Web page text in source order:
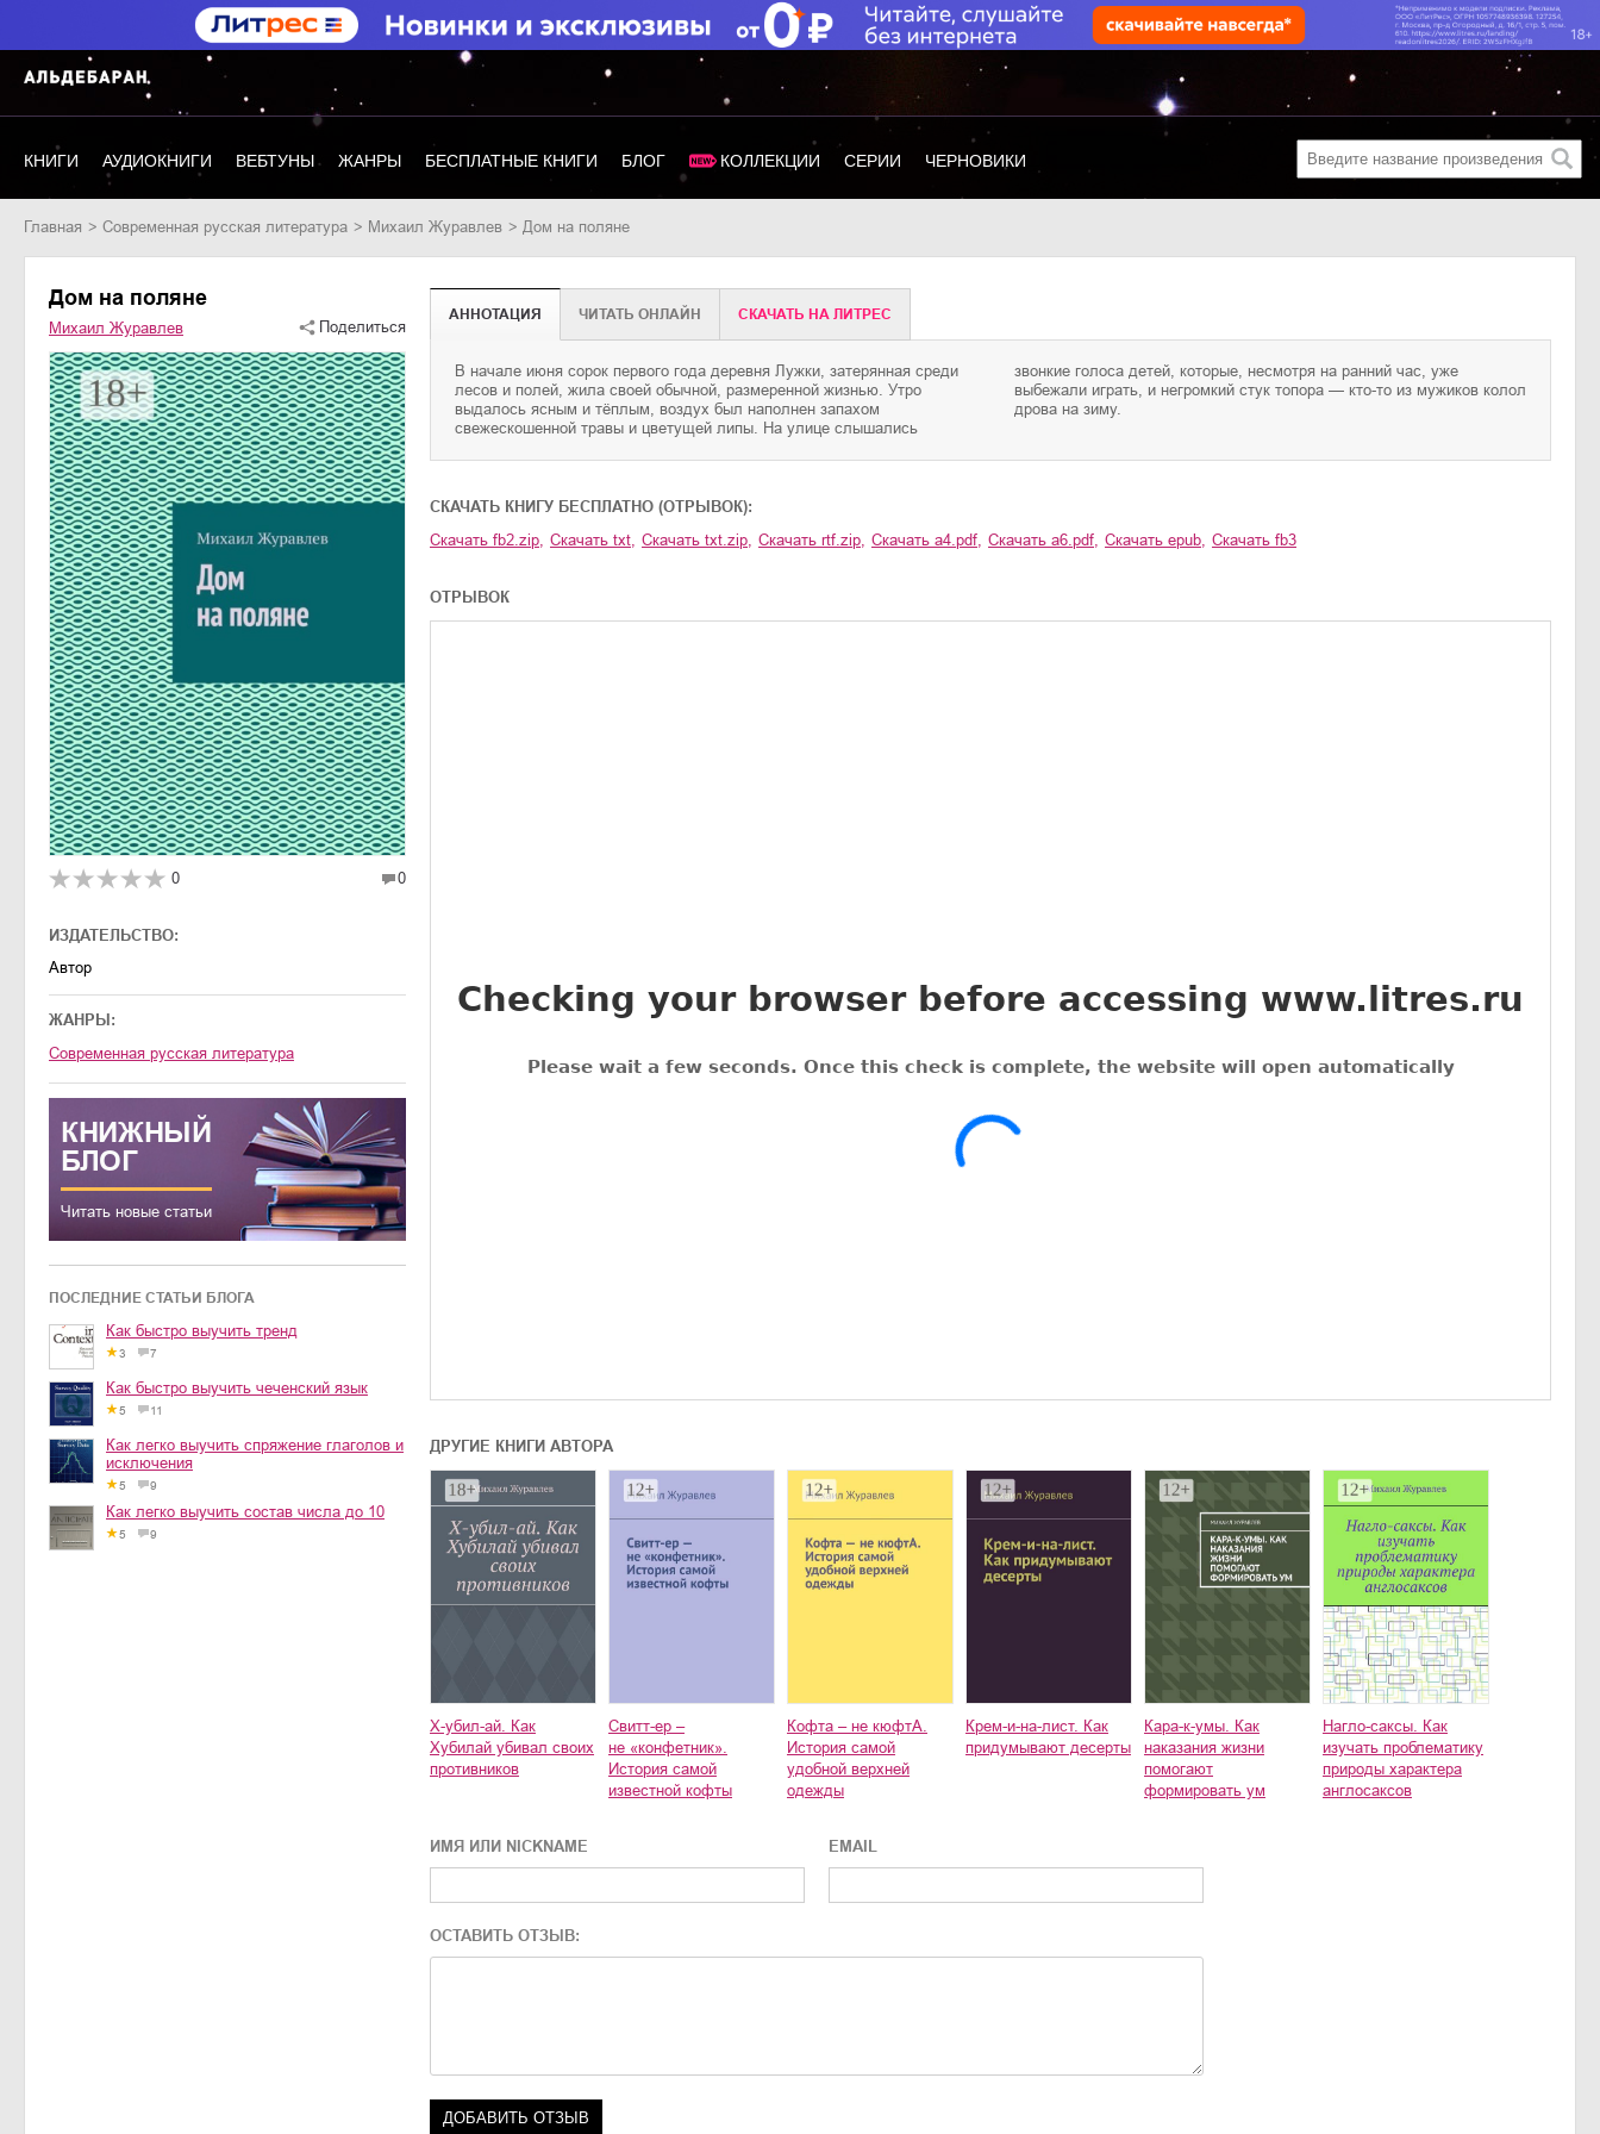
КНИГИ АУДИОКНИГИ ВЕБТУНЫ ЖАНРЫ БЕСПЛАТНЫЕ КНИГИ БЛОГ КОЛЛЕКЦИИ СЕРИИ ЧЕРНОВИКИ
Главная современная русская литература Михаил Журавлев Дом на поляне
Дом на поляне
Михаил Журавлев Поделиться
0 0
ИЗДАТЕЛЬСТВО:
Автор
ЖАНРЫ:
современная русская литература
КНИЖНЫЙ
БЛОГ
Читать новые статьи
ПОСЛЕДНИЕ СТАТЬИ БЛОГА
Как быстро выучить тренд
3 7
Как быстро выучить чеченский язык
5 11
Как легко выучить спряжение глаголов и
исключения
5 9
Как легко выучить состав числа до 10
5 9
АННОТАЦИЯ ЧИТАТЬ ОНЛАЙН CКАЧАТЬ НА ЛИТРЕС
В начале июня сорок первого года деревня Лужки, затерянная среди
лесов и полей, жила своей обычной, размеренной жизнью. Утро
выдалось ясным и тёплым, воздух был наполнен запахом
свежескошенной травы и цветущей липы. На улице слышались
звонкие голоса детей, которые, несмотря на ранний час, уже
выбежали играть, и негромкий стук топора — кто-то из мужиков колол
дрова на зиму.
CКАЧАТЬ КНИГУ БЕСПЛАТНО (ОТРЫВОК):
Скачать fb2.zip, Скачать txt, Скачать txt.zip, Скачать rtf.zip, Скачать a4.pdf, Скачать a6.pdf, Скачать epub, Скачать fb3
ОТРЫВОК
ДРУГИЕ КНИГИ АВТОРА
Х-убил-ай. Как
Хубилай убивал своих
противников
Свитт-ер –
не «конфетник».
История самой
известной кофты
Кофта – не кюфтА.
История самой
удобной верхней
одежды
Крем-и-на-лист. Как
придумывают десерты
Кара-к-умы. Как
наказания жизни
помогают
формировать ум
Нагло-саксы. Как
изучать проблематику
природы характера
англосаксов
ИМЯ ИЛИ NICKNAME EMAIL
ОСТАВИТЬ ОТЗЫВ: